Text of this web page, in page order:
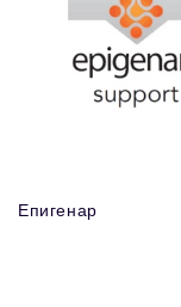
Епигенар